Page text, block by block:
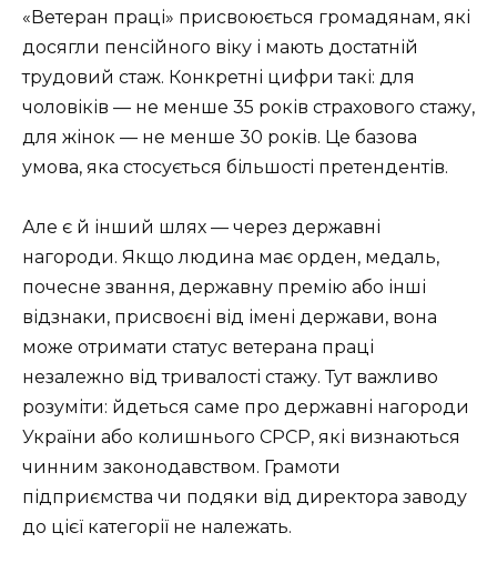
«Ветеран праці» присвоюється громадянам, які
досягли пенсійного віку і мають достатній
трудовий стаж. Конкретні цифри такі: для
чоловіків — не менше 35 років страхового стажу,
для жінок — не менше 30 років. Це базова
умова, яка стосується більшості претендентів.
Але є й інший шлях — через державні
нагороди. Якщо людина має орден, медаль,
почесне звання, державну премію або інші
відзнаки, присвоєні від імені держави, вона
може отримати статус ветерана праці
незалежно від тривалості стажу. Тут важливо
розуміти: йдеться саме про державні нагороди
України або колишнього СРСР, які визнаються
чинним законодавством. Грамоти
підприємства чи подяки від директора заводу
до цієї категорії не належать.